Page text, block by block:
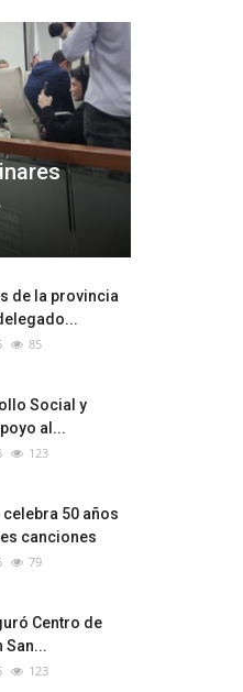
de la provincia
85
Social y
al...
123
50 años
canciones
79
Centro de
San...
123